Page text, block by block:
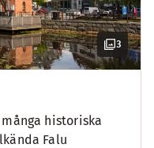
3
historiska
Falu